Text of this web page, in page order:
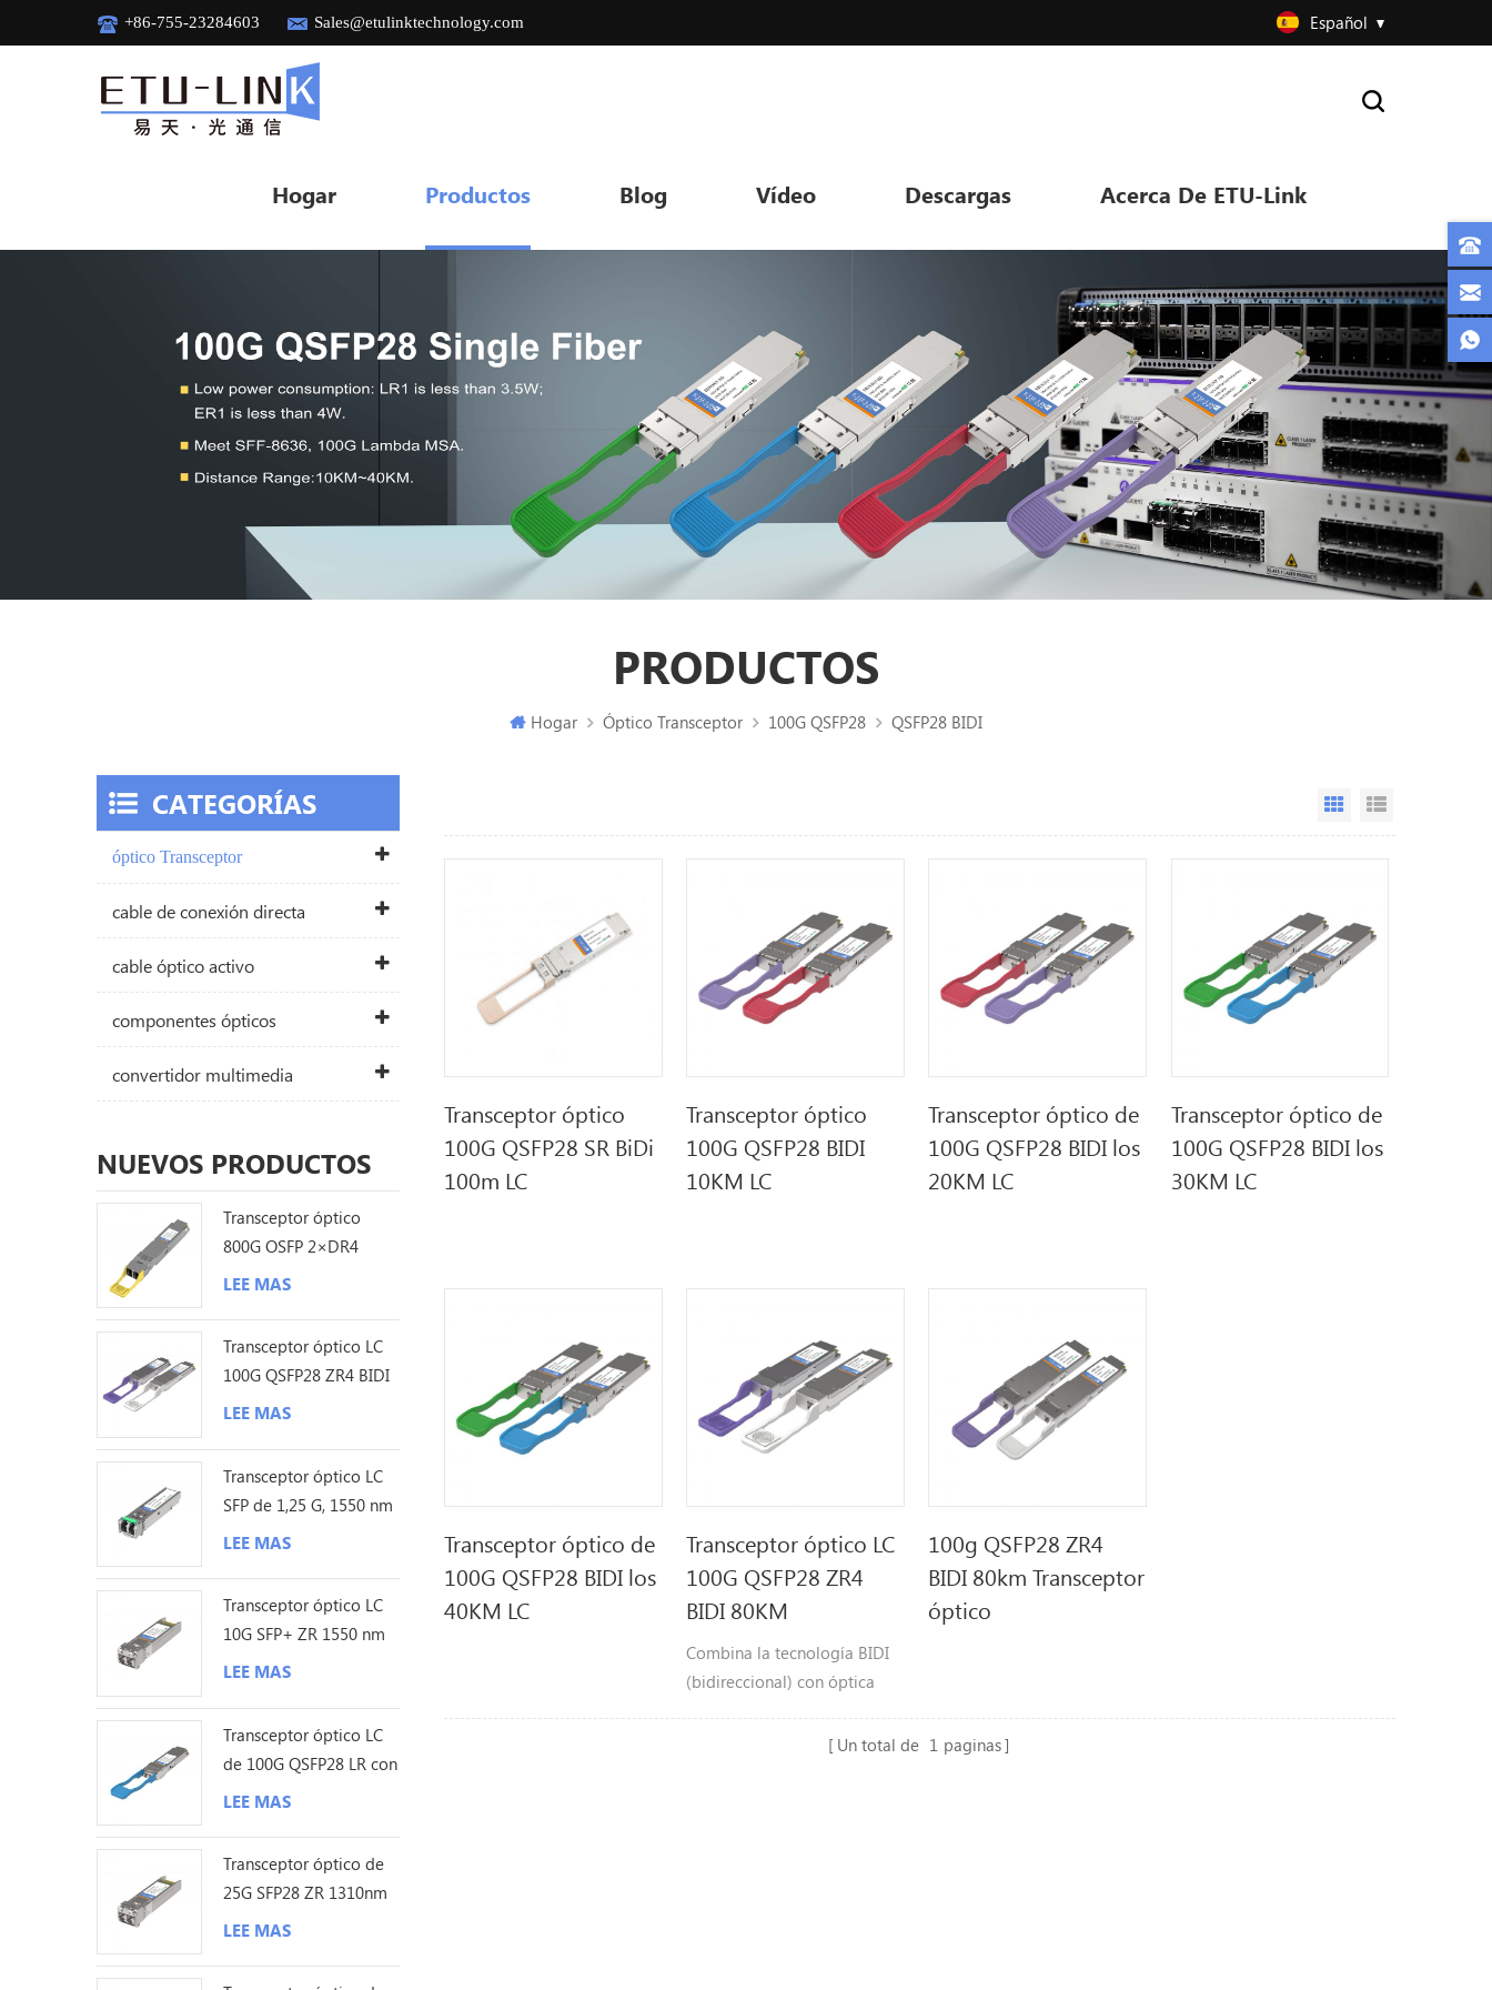
+86-755-23284603 Sales@etulinktechnology.com Español
Hogar Productos Blog Vídeo Descargas Acerca De ETU-Link
PRODUCTOS
Hogar Óptico Transceptor 100G QSFP28 QSFP28 BIDI
Grid View
Transceptor óptico
100G QSFP28 SR BiDi
100m LC
Transceptor óptico
100G QSFP28 BIDI
10KM LC
Transceptor óptico de
100G QSFP28 BIDI los
20KM LC
Transceptor óptico de
100G QSFP28 BIDI los
30KM LC
Transceptor óptico de
100G QSFP28 BIDI los
40KM LC
Transceptor óptico LC
100G QSFP28 ZR4
BIDI 80KM
Combina la tecnología BIDI
(bidireccional) con óptica
pares de longitudes de onda
100g QSFP28 ZR4
BIDI 80km Transceptor
óptico
Un total de 1 paginas
CATEGORÍAS
óptico Transceptor
cable de conexión directa
cable óptico activo
componentes ópticos
convertidor multimedia
NUEVOS PRODUCTOS
Transceptor óptico
800G OSFP 2×DR4
1310nm 500M MPO12
LEE MAS
Transceptor óptico LC
100G QSFP28 ZR4 BIDI
80KM
LEE MAS
Transceptor óptico LC
SFP de 1,25 G, 1550 nm
y 200 km
LEE MAS
Transceptor óptico LC
10G SFP+ ZR 1550 nm
120 km
LEE MAS
Transceptor óptico LC
de 100G QSFP28 LR con
sonda Lambda única de
LEE MAS
Transceptor óptico de
25G SFP28 ZR 1310nm
los 80KM LC
LEE MAS